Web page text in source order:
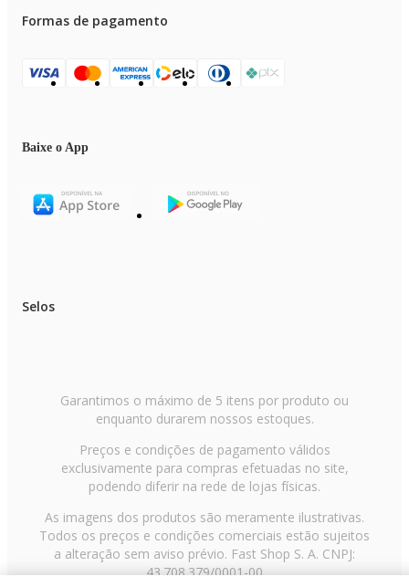
Formas de pagamento
Baixe o App
Selos
Garantimos o máximo de 5 itens por produto ou
enquanto durarem nossos estoques.
Preços e condições de pagamento válidos
exclusivamente para compras efetuadas no site,
podendo diferir na rede de lojas físicas.
As imagens dos produtos são meramente ilustrativas.
Todos os preços e condições comerciais estão sujeitos
a alteração sem aviso prévio. Fast Shop S. A. CNPJ:
43.708.379/0001-00